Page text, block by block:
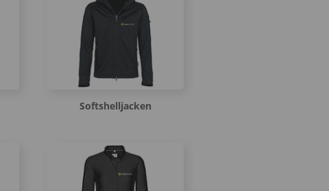
Softshelljacken